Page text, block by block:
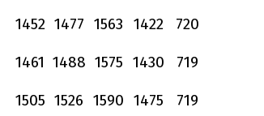
1452 1477 1563 1422 720
1461 1488 1575 1430 719
1505 1526 1590 1475 719